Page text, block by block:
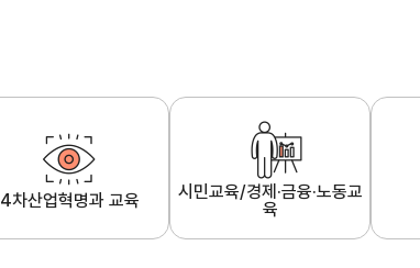
4차산업혁명과 교육
시민교육/경제·금융·노동교
육